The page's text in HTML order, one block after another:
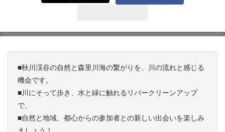
■秋川渓谷の自然と森里川海の繋がりを、川の流れと感じる
機会です。
■川にそって歩き、水と緑に触れるリバークリーンアップ
で、
■自然と地域、都心からの参加者との新しい出会いを楽しみ
ましょう！